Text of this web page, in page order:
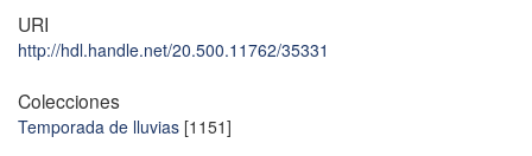
URI
http://hdl.handle.net/20.500.11762/35331
Colecciones
Temporada de lluvias [1151]